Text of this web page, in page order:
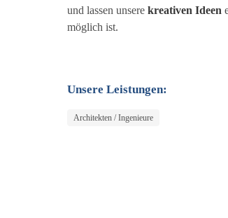
und lassen unsere kreativen Ideen
möglich ist.
Unsere Leistungen:
Architekten / Ingenieure